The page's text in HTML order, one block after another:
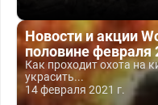
Новости и акции
половине февраля
Как проходит охота на
украсить...
14 февраля 2021 г.